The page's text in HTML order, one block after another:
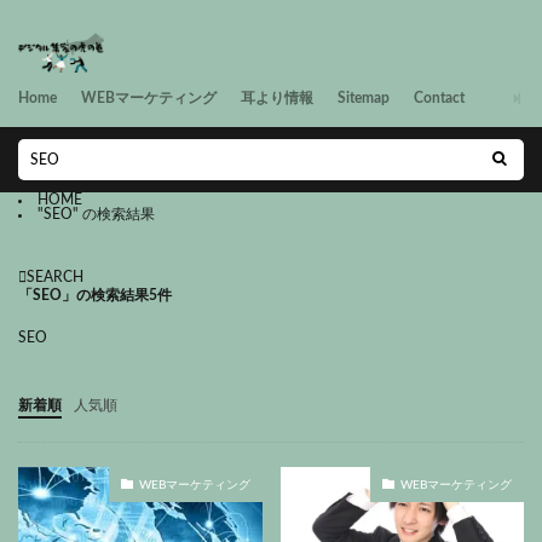
Home WEBマーケティング 耳より情報 Sitemap Contact
HOME
"SEO" の検索結果
SEARCH
「SEO」の検索結果5件
SEO
新着順 人気順
WEBマーケティング WEBマーケティング